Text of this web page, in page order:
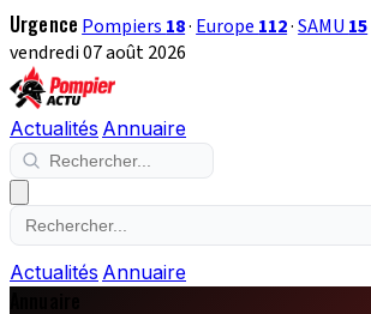
Urgence Pompiers 18· Europe 112·SAMU 15
vendredi 07 août 2026
Actualités Annuaire
Actualités Annuaire